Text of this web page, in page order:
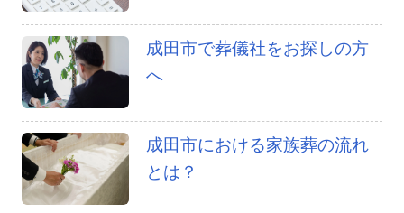
成田市で葬儀社をお探しの方
へ
成田市における家族葬の流れ
とは？